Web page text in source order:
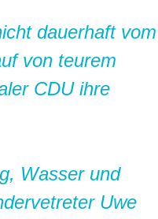
dauerhaft vom
von teurem
CDU ihre
Wasser und
Uwe